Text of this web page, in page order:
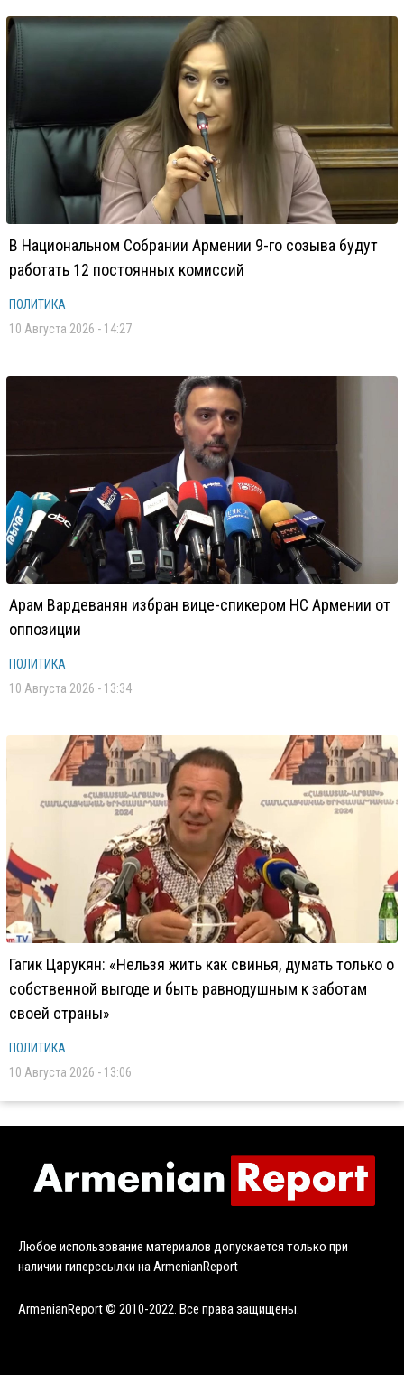
В Национальном Собрании Армении 9-го созыва будут
работать 12 постоянных комиссий
ПОЛИТИКА
10 Августа 2026 - 14:27
Арам Вардеванян избран вице-спикером НС Армении от
оппозиции
ПОЛИТИКА
10 Августа 2026 - 13:34
Гагик Царукян: «Нельзя жить как свинья, думать только о
собственной выгоде и быть равнодушным к заботам
своей страны»
ПОЛИТИКА
10 Августа 2026 - 13:06
Любое использование материалов допускается только при
наличии гиперссылки на ArmenianReport
ArmenianReport © 2010-2022. Все права защищены.